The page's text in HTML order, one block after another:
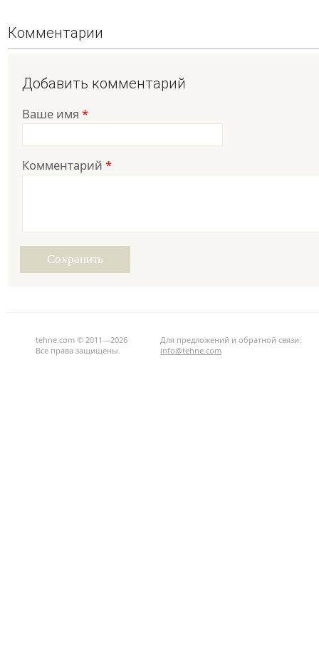
Комментарии
Добавить комментарий
Ваше имя *
Комментарий *
tehne.com © 2011—2026
Все права защищены.
Для предложений и обратной связи:
info@tehne.com